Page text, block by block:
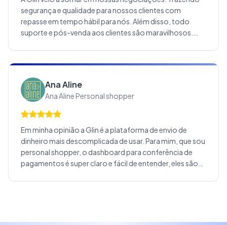
segurança e qualidade para nossos clientes com
repasse em tempo hábil para nós. Além disso, todo
suporte e pós-venda aos clientes são maravilhosos.
demais e espero que nossa parceria perdure por muitos
e muitos anos.
Ana Aline
Ana Aline Personal shopper
Em minha opinião a Glin é a plataforma de envio de
dinheiro mais descomplicada de usar. Para mim, que sou
personal shopper, o dashboard para conferência de
pagamentos é super claro e fácil de entender, eles são